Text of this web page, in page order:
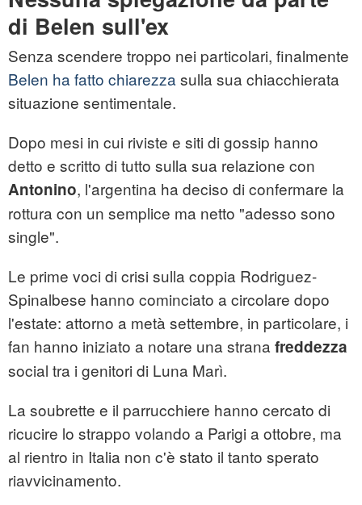
di Belen sull'ex
Senza scendere troppo nei particolari, finalmente
Belen ha fatto chiarezza sulla sua chiacchierata
situazione sentimentale.
Dopo mesi in cui riviste e siti di gossip hanno
detto e scritto di tutto sulla sua relazione con
Antonino, l'argentina ha deciso di confermare la
rottura con un semplice ma netto "adesso sono
single".
Le prime voci di crisi sulla coppia Rodriguez-
Spinalbese hanno cominciato a circolare dopo
l'estate: attorno a metà settembre, in particolare, i
fan hanno iniziato a notare una strana freddezza
social tra i genitori di Luna Marì.
La soubrette e il parrucchiere hanno cercato di
ricucire lo strappo volando a Parigi a ottobre, ma
al rientro in Italia non c'è stato il tanto sperato
riavvicinamento.